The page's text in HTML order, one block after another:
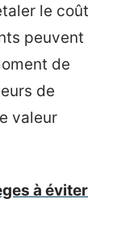
le coût
peuvent
de
de
valeur
à éviter